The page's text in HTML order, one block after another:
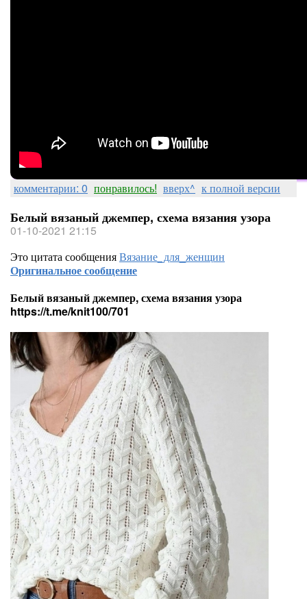
комментарии: 0 понравилось! вверх^ к полной версии
Белый вязаный джемпер, схема вязания узора
01-10-2021 21:15
Это цитата сообщенияВязание_для_женщин
Оригинальное сообщение
Белый вязаный джемпер, схема вязания узора
https://t.me/knit100/701